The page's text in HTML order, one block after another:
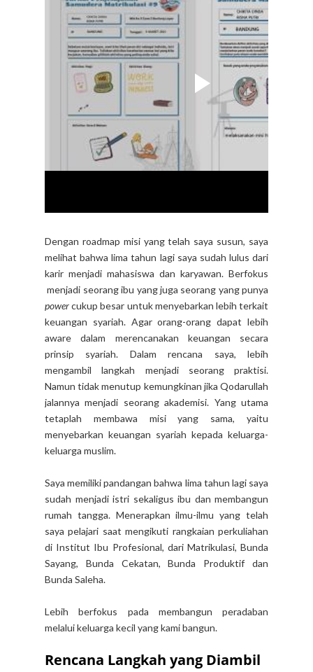
Dengan roadmap misi yang telah saya susun, saya
melihat bahwa lima tahun lagi saya sudah lulus dari
karir menjadi mahasiswa dan karyawan. Berfokus
menjadi seorang ibu yang juga seorang yang punya
powercukup besar untuk menyebarkan lebih terkait
keuangan syariah. Agar orang-orang dapat lebih
aware dalam merencanakan keuangan secara
prinsip syariah. Dalam rencana saya, lebih
mengambil langkah menjadi seorang praktisi.
Namun tidak menutup kemungkinan jika Qodarullah
jalannya menjadi seorang akademisi. Yang utama
tetaplah membawa misi yang sama, yaitu
menyebarkan keuangan syariah kepada keluarga-
keluarga muslim.
Saya memiliki pandangan bahwa lima tahun lagi saya
sudah menjadi istri sekaligus ibu dan membangun
rumah tangga. Menerapkan ilmu-ilmu yang telah
saya pelajari saat mengikuti rangkaian perkuliahan
di Institut Ibu Profesional, dari Matrikulasi, Bunda
Sayang, Bunda Cekatan, Bunda Produktif dan
Bunda Saleha.
Lebih berfokus pada membangun peradaban
melalui keluarga kecil yang kami bangun.
Rencana Langkah yang Diambil